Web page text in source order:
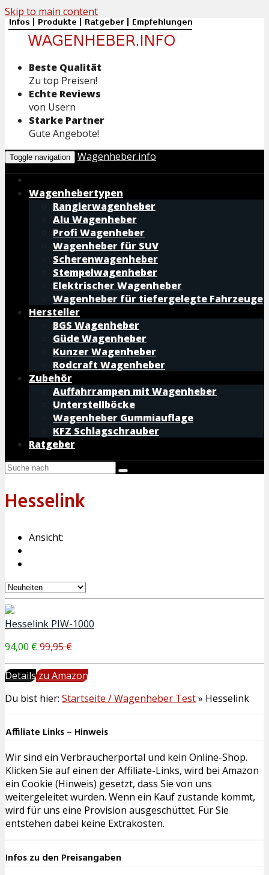
Skip to main content
Beste Qualität
Zu top Preisen!
Echte Reviews
von Usern
Starke Partner
Gute Angebote!
Toggle navigation Wagenheber.info
Wagenhebertypen
Rangierwagenheber
Alu Wagenheber
Profi Wagenheber
Wagenheber für SUV
Scherenwagenheber
Stempelwagenheber
Elektrischer Wagenheber
Wagenheber für tiefergelegte Fahrzeuge
Hersteller
BGS Wagenheber
Güde Wagenheber
Kunzer Wagenheber
Rodcraft Wagenheber
Zubehör
Auffahrrampen mit Wagenheber
Unterstellböcke
Wagenheber Gummiauflage
KFZ Schlagschrauber
Ratgeber
Hesselink
Ansicht:
Hesselink PIW-1000
94,00 €99,95 €
Detailszu Amazon
Du bist hier: Startseite / Wagenheber Test» Hesselink
Affiliate Links – Hinweis
Wir sind ein Verbraucherportal und kein Online-Shop.
Klicken Sie auf einen der Affiliate-Links, wird bei Amazon
ein Cookie (Hinweis) gesetzt, dass Sie von uns
weitergeleitet wurden. Wenn ein Kauf zustande kommt,
wird für uns eine Provision ausgeschüttet. Für Sie
entstehen dabei keine Extrakosten.
Infos zu den Preisangaben